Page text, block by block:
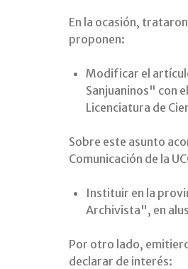
En la ocasión,
proponen:
Modificar el
Sanjuaninos" con
Licenciatura de
Sobre este asunto
Comunicación de la
Instituir en la
Archivista", en
Por otro lado,
declarar de interés: